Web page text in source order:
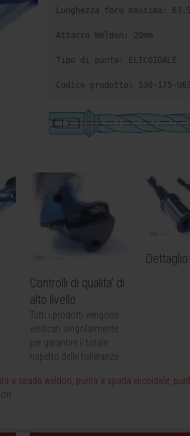
Lunghezza foro massima:
Attacco Weldon: 20mm
Tipo di punta: ELICOIDALE
Codice prodotto: 130-175-
Controlli di qualita' di
alto livello
Tutti i prodotti vengono
verificati singolarmente
per garantire il totale
rispetto delle tolleranze
a spada weldon punta a spada elicoidale